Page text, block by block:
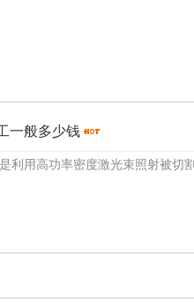
一般多少钱
利用高功率密度激光束照射被切